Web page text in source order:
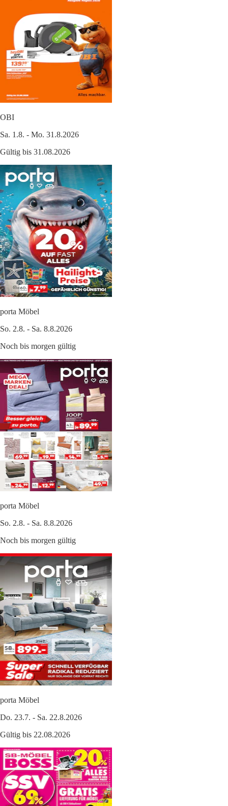
OBI
Sa. 1.8. - Mo. 31.8.2026
Gültig bis 31.08.2026
porta Möbel
So. 2.8. - Sa. 8.8.2026
Noch bis morgen gültig
porta Möbel
So. 2.8. - Sa. 8.8.2026
Noch bis morgen gültig
porta Möbel
Do. 23.7. - Sa. 22.8.2026
Gültig bis 22.08.2026